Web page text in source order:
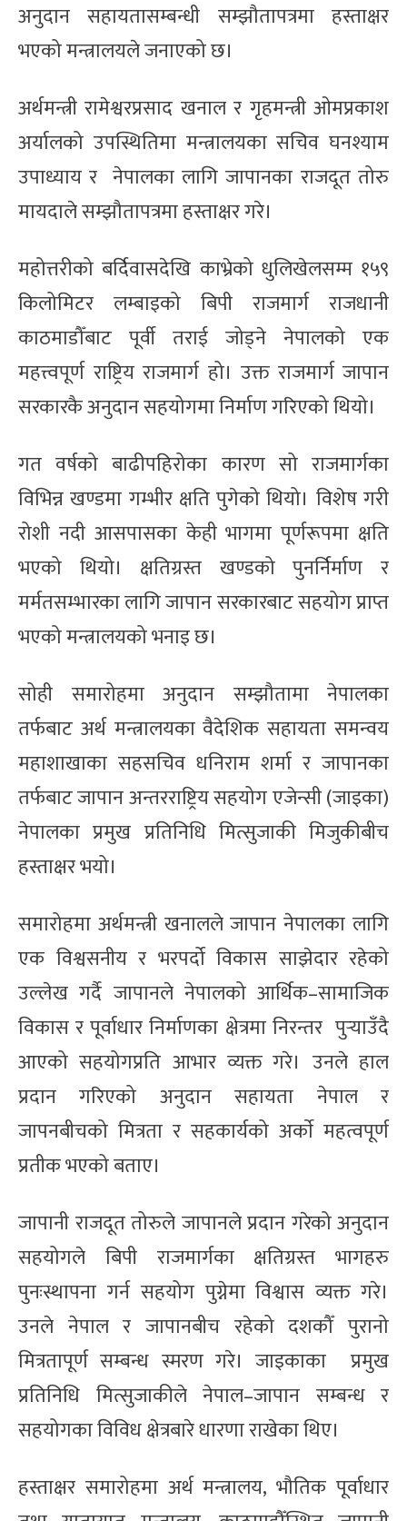
अनुदान सहायतासम्बन्धी सम्झौतापत्रमा हस्ताक्षर
भएको मन्त्रालयले जनाएको छ।
अर्थमन्त्री रामेश्वरप्रसाद खनाल र गृहमन्त्री ओमप्रकाश
अर्यालको उपस्थितिमा मन्त्रालयका सचिव घनश्याम
उपाध्याय र नेपालका लागि जापानका राजदूत तोरु
मायदाले सम्झौतापत्रमा हस्ताक्षर गरे।
महोत्तरीको बर्दिवासदेखि काभ्रेको धुलिखेलसम्म १५९
किलोमिटर लम्बाइको बिपी राजमार्ग राजधानी
काठमाडौँबाट पूर्वी तराई जोड्ने नेपालको एक
महत्त्वपूर्ण राष्ट्रिय राजमार्ग हो। उक्त राजमार्ग जापान
सरकारकै अनुदान सहयोगमा निर्माण गरिएको थियो।
गत वर्षको बाढीपहिरोका कारण सो राजमार्गका
विभिन्न खण्डमा गम्भीर क्षति पुगेको थियो। विशेष गरी
रोशी नदी आसपासका केही भागमा पूर्णरूपमा क्षति
भएको थियो। क्षतिग्रस्त खण्डको पुनर्निर्माण र
मर्मतसम्भारका लागि जापान सरकारबाट सहयोग प्राप्त
भएको मन्त्रालयको भनाइ छ।
सोही समारोहमा अनुदान सम्झौतामा नेपालका
तर्फबाट अर्थ मन्त्रालयका वैदेशिक सहायता समन्वय
महाशाखाका सहसचिव धनिराम शर्मा र जापानका
तर्फबाट जापान अन्तरराष्ट्रिय सहयोग एजेन्सी (जाइका)
नेपालका प्रमुख प्रतिनिधि मित्सुजाकी मिजुकीबीच
हस्ताक्षर भयो।
समारोहमा अर्थमन्त्री खनालले जापान नेपालका लागि
एक विश्वसनीय र भरपर्दो विकास साझेदार रहेको
उल्लेख गर्दै जापानले नेपालको आर्थिक–सामाजिक
विकास र पूर्वाधार निर्माणका क्षेत्रमा निरन्तर पुर्‍याउँदै
आएको सहयोगप्रति आभार व्यक्त गरे। उनले हाल
प्रदान गरिएको अनुदान सहायता नेपाल र
जापनबीचको मित्रता र सहकार्यको अर्काे महत्वपूर्ण
प्रतीक भएको बताए।
जापानी राजदूत तोरुले जापानले प्रदान गरेको अनुदान
सहयोगले बिपी राजमार्गका क्षतिग्रस्त भागहरु
पुनःस्थापना गर्न सहयोग पुग्नेमा विश्वास व्यक्त गरे।
उनले नेपाल र जापानबीच रहेको दशकौँ पुरानो
मित्रतापूर्ण सम्बन्ध स्मरण गरे। जाइकाका प्रमुख
प्रतिनिधि मित्सुजाकीले नेपाल–जापान सम्बन्ध र
सहयोगका विविध क्षेत्रबारे धारणा राखेका थिए।
हस्ताक्षर समारोहमा अर्थ मन्त्रालय, भौतिक पूर्वाधार